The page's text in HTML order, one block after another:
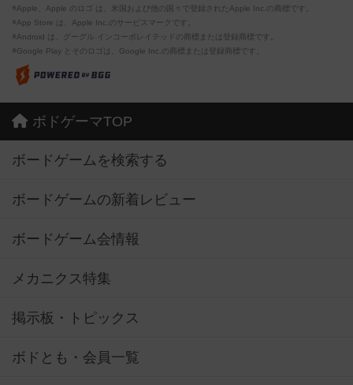
※Apple、Apple のロゴ は、米国および他の国々で登録されたApple Inc.の商標です。
※App Store は、Apple Inc.のサービスマークです。
※Android は、グーグル インコーポレイテッドの商標または登録商標です。
※Google Play とそのロゴは、Google Inc.の商標または登録商標です。
ボドゲーマTOP
ボードゲームを検索する
ボードゲームの新着レビュー
ボードゲーム会情報
メカニクス特集
掲示板・トピックス
ボドとも・会員一覧